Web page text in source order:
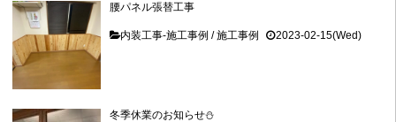
腰パネル張替工事
内装工事-施工事例 /施工事例 2023-02-15(Wed)
冬季休業のお知らせ⛄